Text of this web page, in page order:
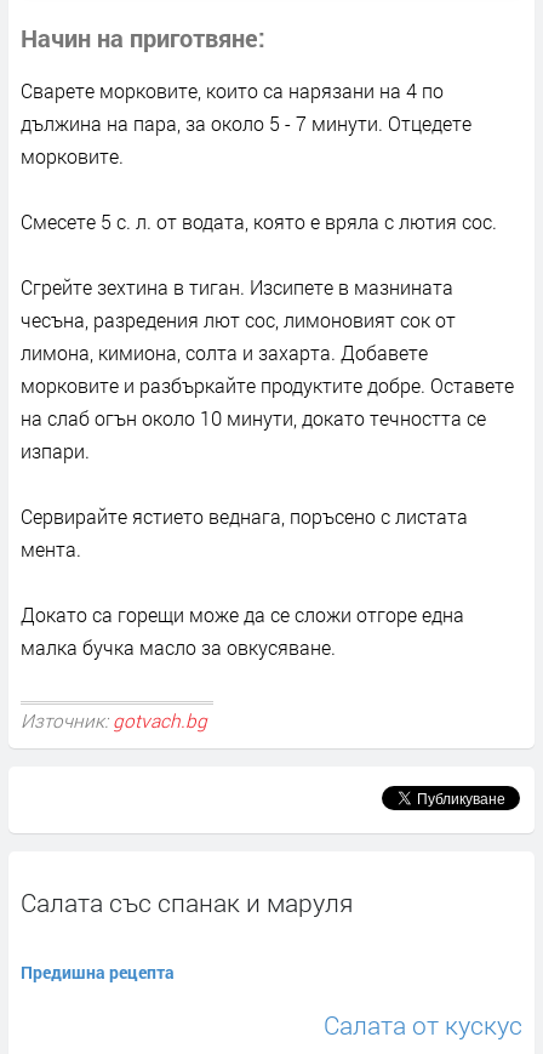
Начин на приготвяне
Сварете морковите, които са нарязани на 4 по
дължина на пара, за около 5 - 7 минути. Отцедете
морковите.
Смесете 5 с. л. от водата, която е вряла с лютия сос.
Сгрейте зехтина в тиган. Изсипете в мазнината
чесъна, разредения лют сос, лимоновият сок от
лимона, кимиона, солта и захарта. Добавете
морковите и разбъркайте продуктите добре. Оставете
на слаб огън около 10 минути, докато течността се
изпари.
Сервирайте ястието веднага, поръсено с листата
мента.
Докато са горещи може да се сложи отгоре една
малка бучка масло за овкусяване.
Източник: gotvach.bg
Салата със спанак и маруля
Предишна рецепта
Салата от кускус